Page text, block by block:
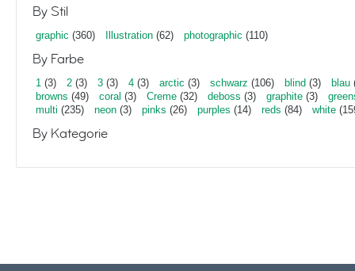
By Stil
graphic (360) Illustration (62) photographic (110)
By Farbe
1 (3) 2 (3) 3 (3) 4 (3) arctic (3) schwarz (106) blind (3) blau
browns (49) coral (3) Creme (32) deboss (3) graphite (3)
multi (235) neon (3) pinks (26) purples (14) reds (84) white
By Kategorie